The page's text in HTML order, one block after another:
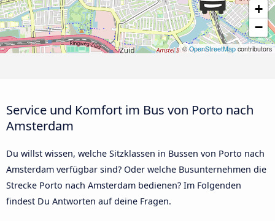
+
−
©OpenStreetMap contributors
Service und Komfort im Bus von Porto nach
Amsterdam
Du willst wissen, welche Sitzklassen in Bussen von Porto nach
Amsterdam verfügbar sind? Oder welche Busunternehmen die
Strecke Porto nach Amsterdam bedienen? Im Folgenden
findest Du Antworten auf deine Fragen.